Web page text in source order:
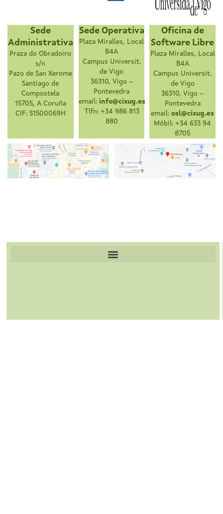
Sede
Administrativa
Praza do Obradoiro
s/n
Pazo de San Xerome
Santiago de
Compostela
15705, A Coruña
CIF: S1500069H
Sede Operativa
Plaza Miralles, Local
B4A
Campus Universit.
de Vigo
36310, Vigo –
Pontevedra
email: info@cixug.es
Tlfn: +34 986 813
880
Oficina de
Software Libre
Plaza Miralles, Local
B4A
Campus Universit.
de Vigo
36310, Vigo –
Pontevedra
email:osl@cixug.es
Móbil: +34 633 94
8705